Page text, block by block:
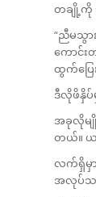
တချို့ကို
“ညီမသွာ
ကောင်
ထွက်ပြ
ဒီလိုဖိနှိ
အခုလိုမျို
တယ်။ ယ
လက်ရှိမှ
အလုပ်သမ